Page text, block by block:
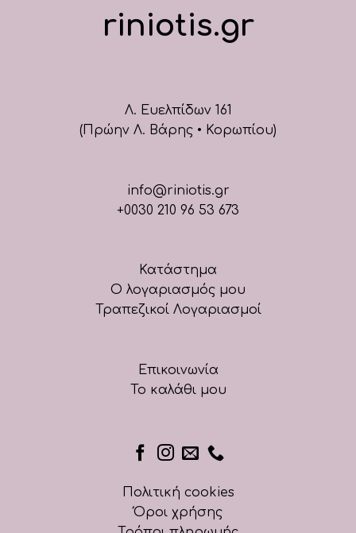
riniotis.gr
Λ. Ευελπίδων 161
(Πρώην Λ. Βάρης • Κορωπίου)
info@riniotis.gr
+0030 210 96 53 673
Κατάστημα
Ο λογαριασμός μου
Τραπεζικοί Λογαριασμοί
Επικοινωνία
Το καλάθι μου
Πολιτική cookies
Όροι χρήσης